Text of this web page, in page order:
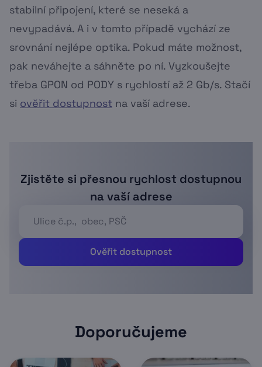
stabilní připojení, které se neseká a
nevypadává. A i v tomto případě vychází ze
srovnání nejlépe optika. Pokud máte možnost,
pak neváhejte a sáhněte po ní. Vyzkoušejte
třeba GPON od PODY s rychlostí až 2 Gb/s. Stačí
si ověřit dostupnost na vaší adrese.
Zjistěte si přesnou rychlost dostupnou
na vaší adrese
Ověřit dostupnost
Doporučujeme